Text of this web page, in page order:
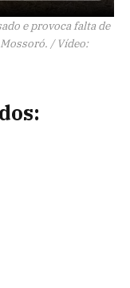
e provoca falta de
/ Vídeo: